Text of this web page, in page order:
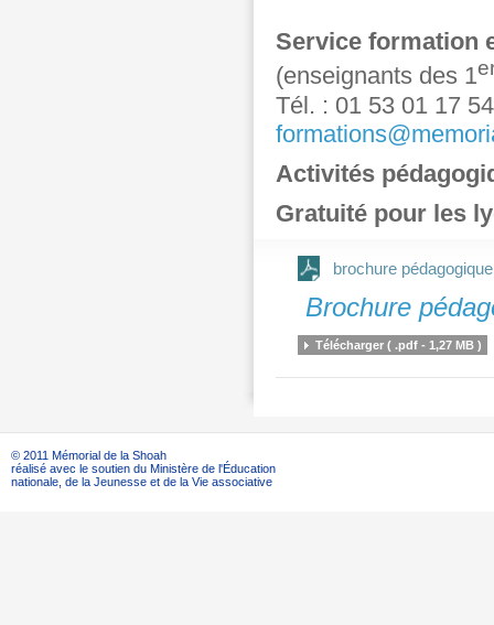
Service formation
(enseignants des 1
Tél. : 01 53 01 17 54
Activités
Gratuité pour les
brochure
Brochure
Télécharger ( .pdf - 1,27 MB )
© 2011 Mémorial de la Shoah
réalisé avec le soutien du Ministère de l'Éducation
nationale, de la Jeunesse et de la Vie associative